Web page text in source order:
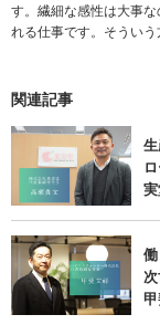
す。繊細な感性は大事
れる仕事です。そういう
関連記事
働